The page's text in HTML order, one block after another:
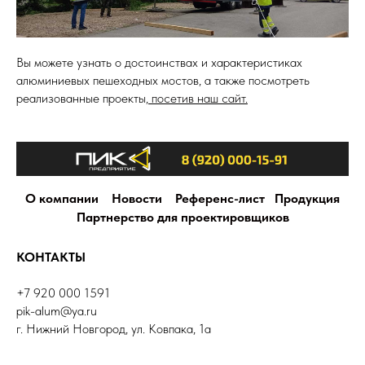
Вы можете узнать о достоинствах и характеристиках
алюминиевых пешеходных мостов, а также посмотреть
реализованные проекты, посетив наш сайт.
О компании Новости Референс-лист
Продукция
Партнерство для проектировщиков
КОНТАКТЫ
+7 920 000 1591
pik-alum@ya.ru
г. Нижний Новгород, ул. Ковпака, 1а